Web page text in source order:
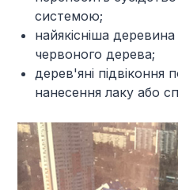
системою;
найякісніша
червоного дерева;
дерев'яні підвіконня
нанесення лаку або